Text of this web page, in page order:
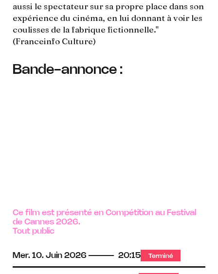
aussi le spectateur sur sa propre place dans son
expérience du cinéma, en lui donnant à voir les
coulisses de la fabrique fictionnelle."
(Franceinfo Culture)
Bande-annonce :
Ce film est présenté en Compétition au Festival
de Cannes 2026.
Tout public
Mer. 10. Juin 2026 20:15 Terminé